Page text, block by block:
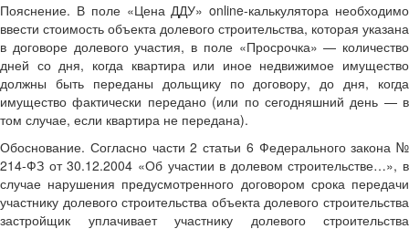
Пояснение. В поле «Цена ДДУ» online-калькулятора необходимо
ввести стоимость объекта долевого строительства, которая указана
в договоре долевого участия, в поле «Просрочка» — количество
дней со дня, когда квартира или иное недвижимое имущество
должны быть переданы дольщику по договору, до дня, когда
имущество фактически передано (или по сегодняшний день — в
том случае, если квартира не передана).
Обоснование. Согласно части 2 статьи 6 Федерального закона №
214-ФЗ от 30.12.2004 «Об участии в долевом строительстве…», в
случае нарушения предусмотренного договором срока передачи
участнику долевого строительства объекта долевого строительства
застройщик уплачивает участнику долевого строительства